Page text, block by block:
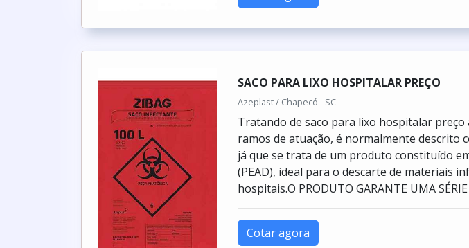
SACO PARA LIXO HOSPITALAR PREÇO
Azeplast / Chapecó - SC
Tratando de saco para lixo hospitalar preço
ramos de atuação, é normalmente descrito
já que se trata de um produto constituído
(PEAD), ideal para o descarte de materiais
hospitais.O PRODUTO GARANTE UMA
Cotar agora